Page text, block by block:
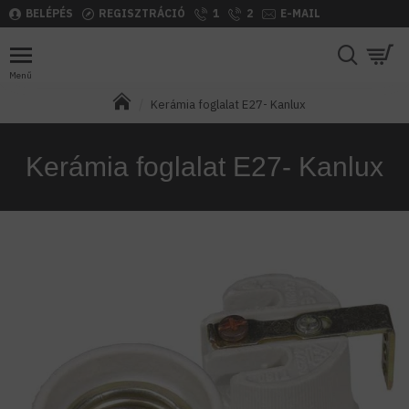
BELÉPÉS REGISZTRÁCIÓ 1 2 E-MAIL
Kerámia foglalat E27- Kanlux
Kerámia foglalat E27- Kanlux